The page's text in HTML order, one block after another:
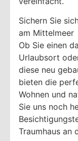
Sichern Sie
am Mittelmeer
Ob Sie einen
Urlaubsort
diese neu
bieten die
Wohnen und
Sie uns noch
Traumhaus an